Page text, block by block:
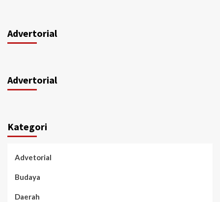
Advertorial
Advertorial
Kategori
Advetorial
Budaya
Daerah